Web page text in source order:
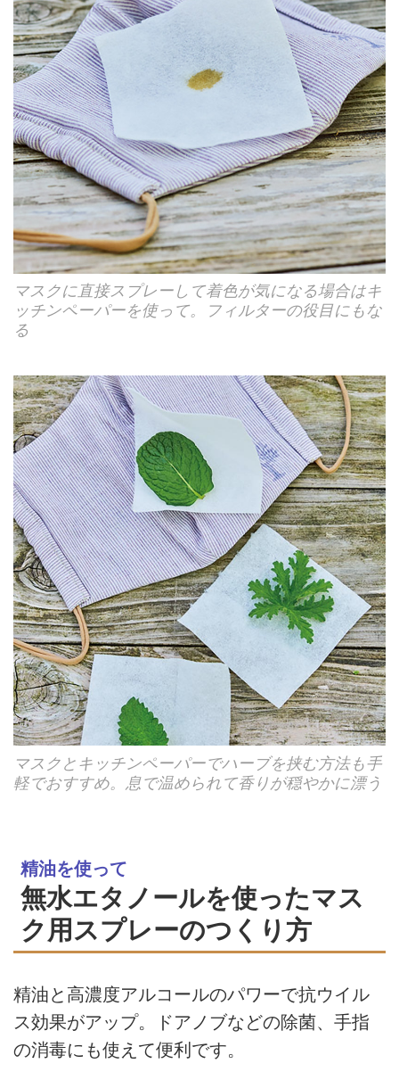
マスクに直接スプレーして着色が気になる場合はキ
ッチンペーパーを使って。フィルターの役目にもな
る
マスクとキッチンペーパーでハーブを挟む方法も手
軽でおすすめ。息で温められて香りが穏やかに漂う
精油を使って
無水エタノールを使ったマス
ク用スプレーのつくり方
精油と高濃度アルコールのパワーで抗ウイル
ス効果がアップ。ドアノブなどの除菌、手指
の消毒にも使えて便利です。